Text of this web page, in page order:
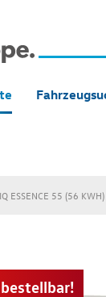
ESSENCE 55 (56